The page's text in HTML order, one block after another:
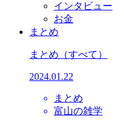
インタビュー
お金
まとめ
まとめ （すべて）
2024.01.22
まとめ
富山の雑学